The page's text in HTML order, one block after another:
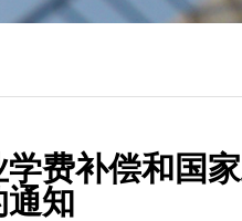
费补偿和国
通知